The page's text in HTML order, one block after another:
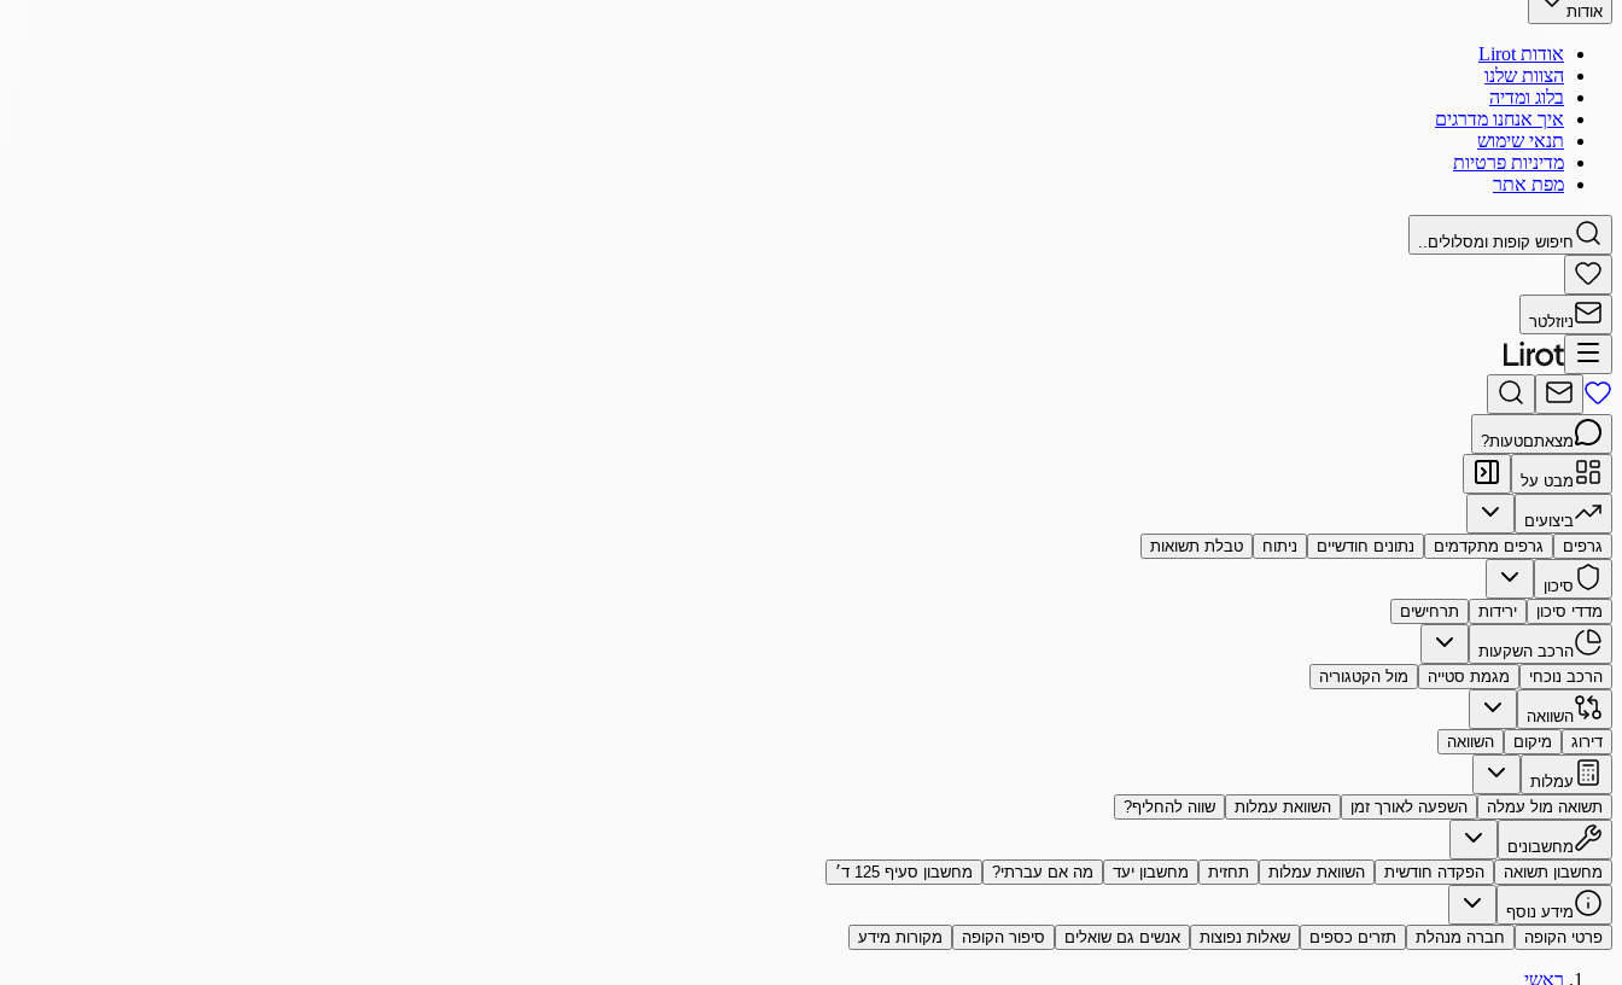
אודות
אודות Lirot
הצוות שלנו
בלוג ומדיה
איך אנחנו מדרגים
תנאי שימוש
מדיניות פרטיות
מפת אתר
חיפוש קופות ומסלולים..
ניוזלטר
מצאתםטעות?
מבט על
ביצועים
גרפים
גרפים מתקדמים נתונים חודשיים ניתוח טבלת תשואות
סיכון
מדדי סיכון
ירידות תרחישים
הרכב השקעות
הרכב נוכחי
מגמת סטייה מול הקטגוריה
השוואה
דירוג
מיקום השוואה
עמלות
תשואה מול עמלה
השפעה לאורך זמן השוואת עמלות שווה להחליף?
מחשבונים
מחשבון תשואה
הפקדה חודשית השוואת עמלות תחזית מחשבון יעד מה אם עברתי? מחשבון סעיף 125 ד׳
מידע נוסף
פרטי הקופה
חברה מנהלת תזרים כספים שאלות נפוצות אנשים גם שואלים סיפור הקופה מקורות מידע
ראשי